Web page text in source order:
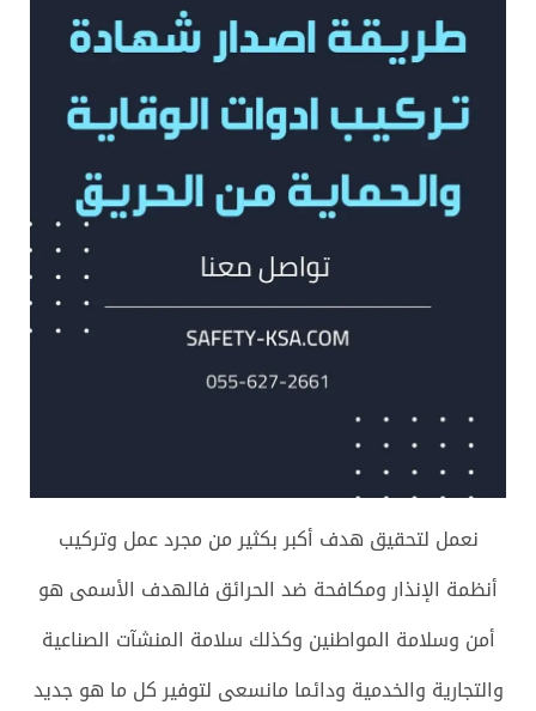
نعمل لتحقيق هدف أكبر بكثير من مجرد عمل وتركيب
أنظمة الإنذار ومكافحة ضد الحرائق فالهدف الأسمى هو
أمن وسلامة المواطنين وكذلك سلامة المنشآت الصناعية
والتجارية والخدمية ودائما مانسعى لتوفير كل ما هو جديد